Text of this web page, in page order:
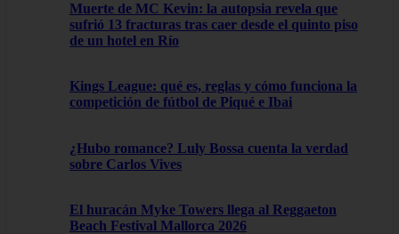
Muerte de MC Kevin: la autopsia revela que
sufrió 13 fracturas tras caer desde el quinto piso
de un hotel en Río
Kings League: qué es, reglas y cómo funciona la
competición de fútbol de Piqué e Ibai
¿Hubo romance? Luly Bossa cuenta la verdad
sobre Carlos Vives
El huracán Myke Towers llega al Reggaeton
Beach Festival Mallorca 2026